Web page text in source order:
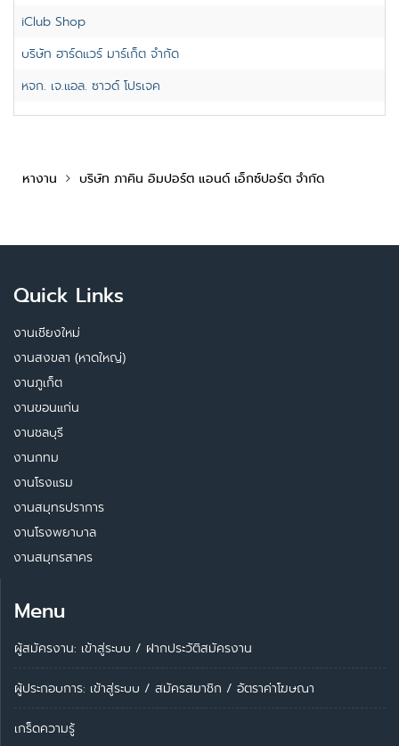
iClub Shop
บริษัท ฮาร์ดแวร์ มาร์เก็ต จำกัด
หจก. เจ.แอล. ซาวด์ โปรเจค
หางาน บริษัท ภาคิน อิมปอร์ต แอนด์ เอ็กซ์ปอร์ต จำกัด
Quick Links
งานเชียงใหม่
งานสงขลา (หาดใหญ่)
งานภูเก็ต
งานขอนแก่น
งานชลบุรี
งานกทม
งานโรงแรม
งานสมุทรปราการ
งานโรงพยาบาล
งานสมุทรสาคร
Menu
ผู้สมัครงาน: เข้าสู่ระบบ / ฝากประวัติสมัครงาน
ผู้ประกอบการ: เข้าสู่ระบบ / สมัครสมาชิก / อัตราค่าโฆษณา
เกร็ดความรู้